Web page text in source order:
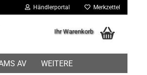
Händlerportal Merkzettel
Ihr Warenkorb
AV WEITERE